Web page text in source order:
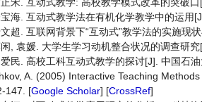
海. 互动式教学法在有机化学教学中的运用
超. 互联网背景下“互动式”教学法的实施现
, 袁媛. 大学生学习动机整合状况的调查研
爱民. 高校工科互动式教学的探讨[J]. 中国石
A. (2005) Interactive Teaching
147. [Google Scholar] [CrossRef]